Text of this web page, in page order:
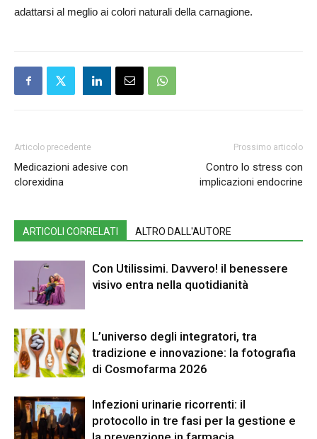
adattarsi al meglio ai colori naturali della carnagione.
Articolo precedente
Medicazioni adesive con
clorexidina
Prossimo articolo
Contro lo stress con
implicazioni endocrine
ARTICOLI CORRELATI ALTRO DALL'AUTORE
Con Utilissimi. Davvero! il benessere
visivo entra nella quotidianità
L’universo degli integratori, tra
tradizione e innovazione: la fotografia
di Cosmofarma 2026
Infezioni urinarie ricorrenti: il
protocollo in tre fasi per la gestione e